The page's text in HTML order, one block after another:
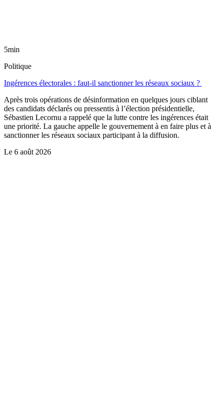
5min
Politique
Ingérences électorales : faut-il sanctionner les réseaux sociaux ?
Après trois opérations de désinformation en quelques jours ciblant
des candidats déclarés ou pressentis à l’élection présidentielle,
Sébastien Lecornu a rappelé que la lutte contre les ingérences était
une priorité. La gauche appelle le gouvernement à en faire plus et à
sanctionner les réseaux sociaux participant à la diffusion.
Le 6 août 2026